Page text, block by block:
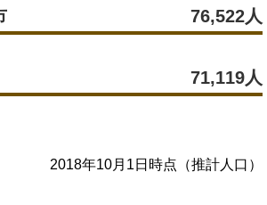
76,522人
71,119人
2018年10月1日時点（推計人口）